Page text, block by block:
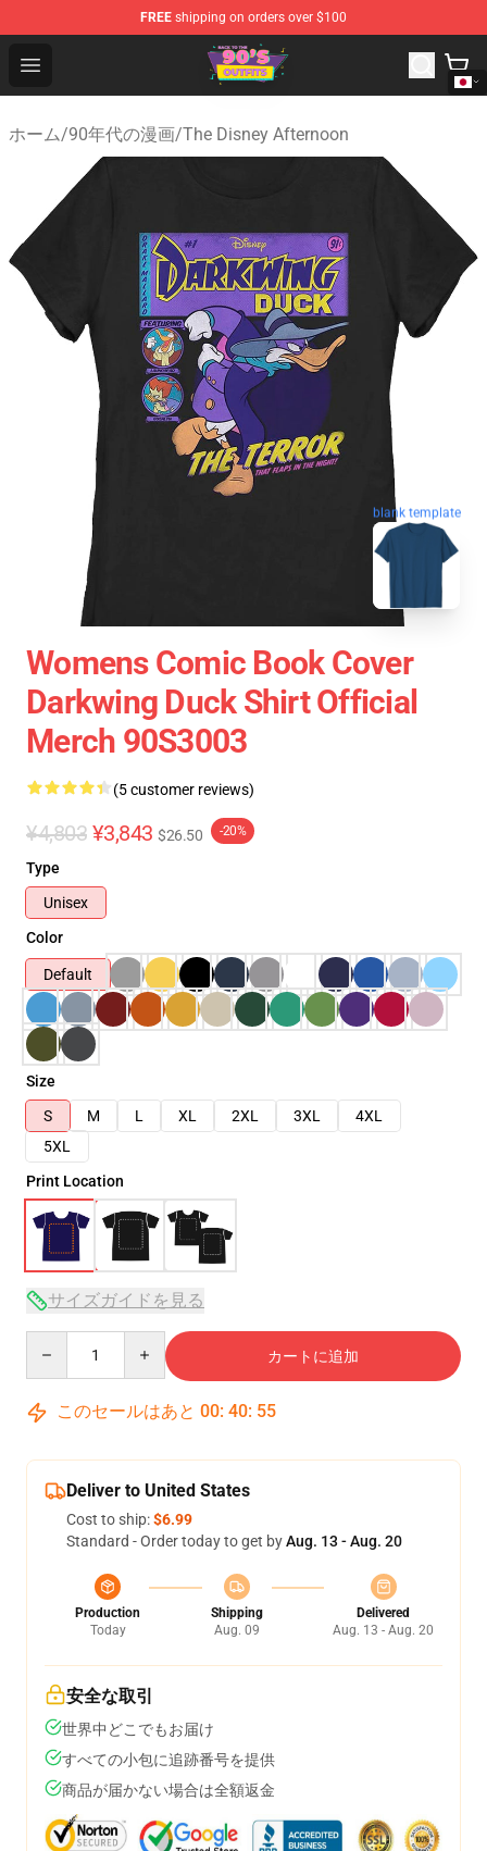
FREE shipping on orders over $100
Open menu
90s Outfits Store - Official 90s Outfits Merchandise Shop
ホーム/90年代の漫画/The Disney Afternoon
blank template
Womens Comic Book Cover
Darkwing Duck Shirt Official
Merch 90S3003
(5 customer reviews)
¥4,803 ¥3,843 $26.50 -20%
Type
Unisex
Color
Default
Size
S
M L XL 2XL 3XL
4XL
5XL
Print Location
サイズガイドを見る
カートに追加
このセールはあと 00: 40: 54
Deliver to United States
Cost to ship:$6.99
Standard - Order today to get byAug. 13 - Aug. 20
Production
Today
Shipping
Aug. 09
Delivered
Aug. 13 - Aug. 20
安全な取引
世界中どこでもお届け
すべての小包に追跡番号を提供
商品が届かない場合は全額返金